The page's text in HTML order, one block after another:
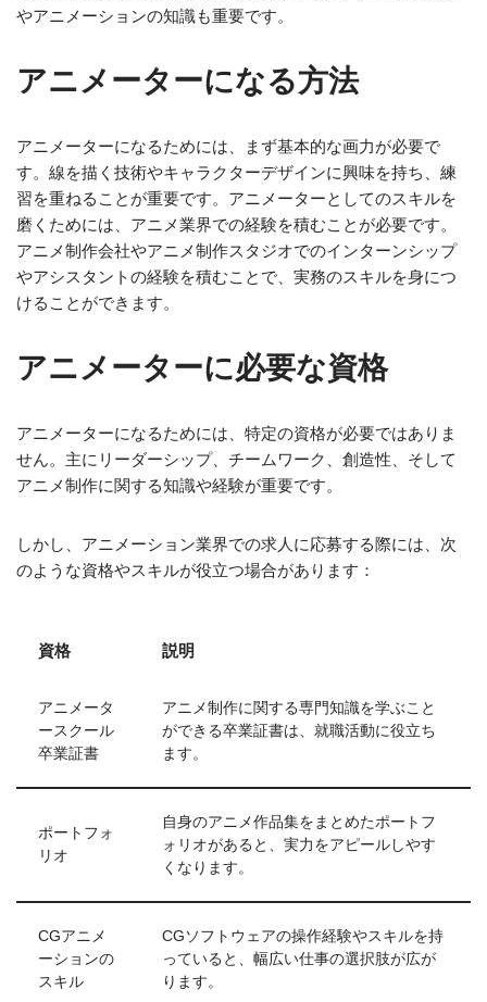
やアニメーションの知識も重要です。
アニメーターになる方法
アニメーターになるためには、まず基本的な画力が必要で
す。線を描く技術やキャラクターデザインに興味を持ち、練
習を重ねることが重要です。アニメーターとしてのスキルを
磨くためには、アニメ業界での経験を積むことが必要です。
アニメ制作会社やアニメ制作スタジオでのインターンシップ
やアシスタントの経験を積むことで、実務のスキルを身につ
けることができます。
アニメーターに必要な資格
アニメーターになるためには、特定の資格が必要ではありま
せん。主にリーダーシップ、チームワーク、創造性、そして
アニメ制作に関する知識や経験が重要です。
しかし、アニメーション業界での求人に応募する際には、次
のような資格やスキルが役立つ場合があります：
資格 説明
アニメータ
ースクール
卒業証書
アニメ制作に関する専門知識を学ぶこと
ができる卒業証書は、就職活動に役立ち
ます。
ポートフォ
リオ
自身のアニメ作品集をまとめたポートフ
ォリオがあると、実力をアピールしやす
くなります。
CGアニメ
ーションの
スキル
CGソフトウェアの操作経験やスキルを持
っていると、幅広い仕事の選択肢が広が
ります。